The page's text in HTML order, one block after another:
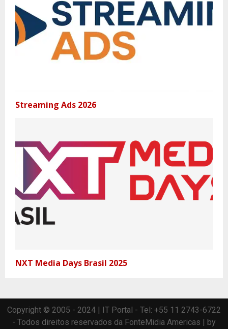
Streaming Ads 2026
NXT Media Days Brasil 2025
Copyright © 2005 - 2024 | IT Portal - Tel: +55 11 2743-6722
- Todos direitos reservados da FonteMidia Americas | by